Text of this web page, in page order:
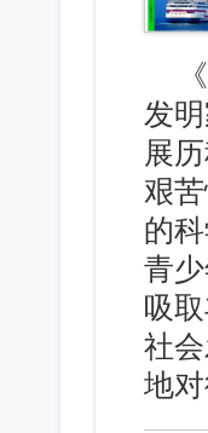
发
展
艰
的
青
吸
社
地